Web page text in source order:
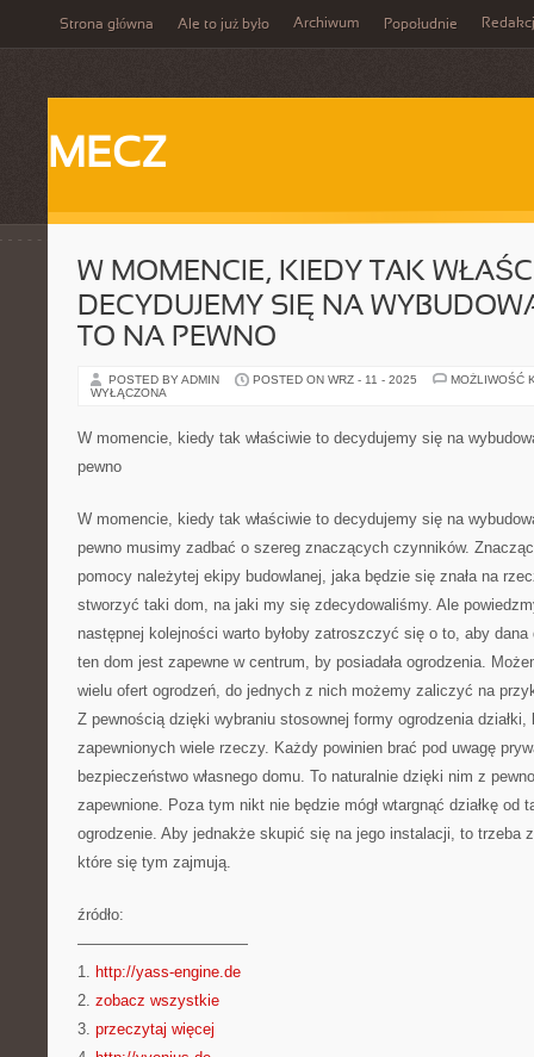
Strona główna Ale to już było Archiwum Popołudnie
MECZ
W MOMENCIE, KIEDY TAK
DECYDUJEMY SIĘ NA
TO NA PEWNO
POSTED BY ADMIN POSTED ON WRZ - 11 - 2025
MOŻLIWOŚĆ
WYŁĄCZONA
W momencie, kiedy tak właściwie to decydujemy się na
pewno
W momencie, kiedy tak właściwie to decydujemy się na
pewno musimy zadbać o szereg znaczących czynników.
pomocy należytej ekipy budowlanej, jaka będzie się znała na
stworzyć taki dom, na jaki my się zdecydowaliśmy. Ale
następnej kolejności warto byłoby zatroszczyć się o to, aby dana
ten dom jest zapewne w centrum, by posiadała ogrodzenia.
wielu ofert ogrodzeń, do jednych z nich możemy zaliczyć na
Z pewnością dzięki wybraniu stosownej formy ogrodzenia działki,
zapewnionych wiele rzeczy. Każdy powinien brać pod uwagę
bezpieczeństwo własnego domu. To naturalnie dzięki nim z
zapewnione. Poza tym nikt nie będzie mógł wtargnąć działkę od
ogrodzenie. Aby jednakże skupić się na jego instalacji, to trzeba
które się tym zajmują.
źródło:
———————————
1. http://yass-engine.de
2. zobacz wszystkie
3. przeczytaj więcej